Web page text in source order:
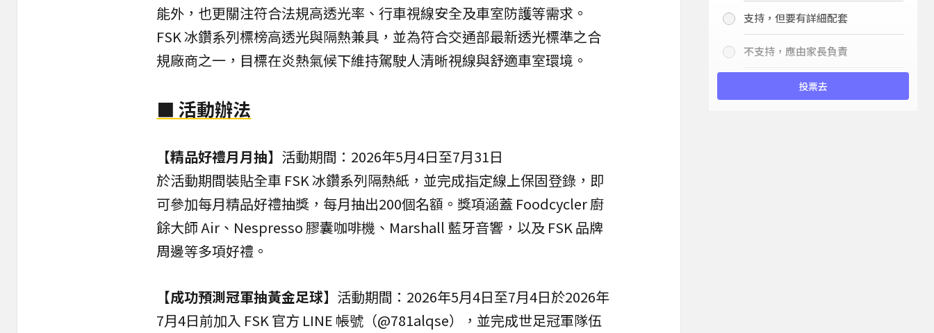
能外，也更關注符合法規高透光率、行車視線安全及車室防護等需求。
FSK 冰鑽系列標榜高透光與隔熱兼具，並為符合交通部最新透光標準之合
規廠商之一，目標在炎熱氣候下維持駕駛人清晰視線與舒適車室環境。
■ 活動辦法
【精品好禮月月抽】 活動期間：2026年5月4日至7月31日
於活動期間裝貼全車 FSK 冰鑽系列隔熱紙 ，並完成指定線上保固登錄，即
可參加每月精品好禮抽獎，每月抽出200個名額。獎項涵蓋 Foodcycler 廚
餘大師 Air、Nespresso 膠囊咖啡機、Marshall 藍牙音響，以及 FSK 品牌
周邊等多項好禮。
【成功預測冠軍抽黃金足球】 活動期間：2026年5月4日至7月4日於2026年
7月4日前加入 FSK 官方 LINE 帳號（@781alqse），並完成世足冠軍隊伍
支持，但要有詳細配套
不支持，應由家長負責
投票去